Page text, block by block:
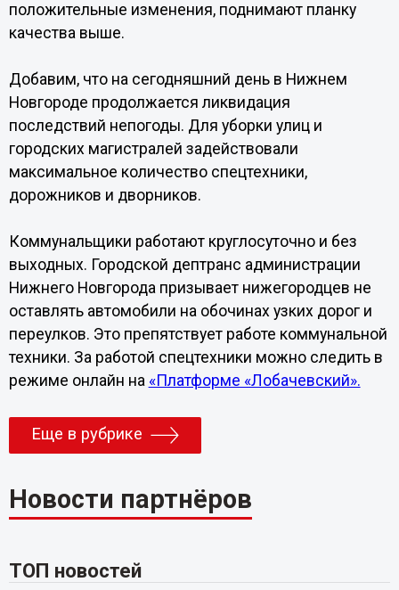
положительные изменения, поднимают планку
качества выше.
Добавим, что на сегодняшний день в Нижнем
Новгороде продолжается ликвидация
последствий непогоды. Для уборки улиц и
городских магистралей задействовали
максимальное количество спецтехники,
дорожников и дворников.
Коммунальщики работают круглосуточно и без
выходных. Городской дептранс администрации
Нижнего Новгорода призывает нижегородцев не
оставлять автомобили на обочинах узких дорог и
переулков. Это препятствует работе коммунальной
техники. За работой спецтехники можно следить в
режиме онлайн на «Платформе «Лобачевский».
Еще в рубрике
Новости партнёров
ТОП новостей